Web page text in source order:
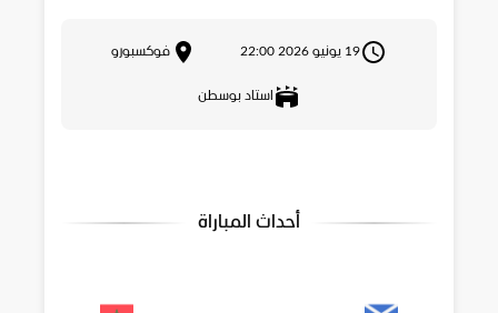
19 يونيو 2026 22:00 فوكسبورو
استاد بوسطن
أحداث المباراة